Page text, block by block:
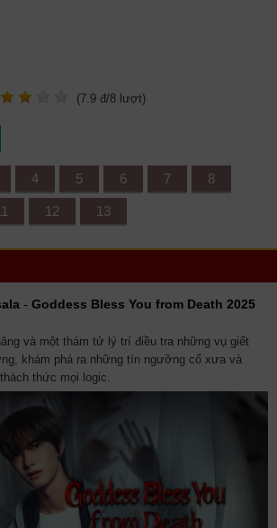
(7.9 đ/8 lượt)
4 5 6 7 8
12 13
- Goddess Bless You from Death 2025
và một thám tử lý trí điều tra những vụ giết
khám phá ra những tín ngưỡng cổ xưa và
thức mọi logic.